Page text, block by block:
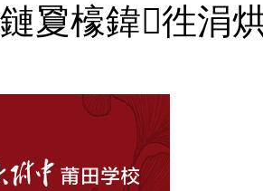
夐檺鍏徃涓